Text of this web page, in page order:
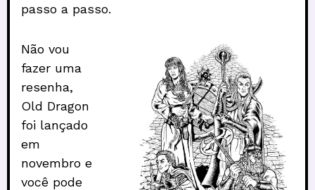
passo a passo.
Não vou
fazer uma
resenha,
Old Dragon
foi lançado
em
novembro e
você pode